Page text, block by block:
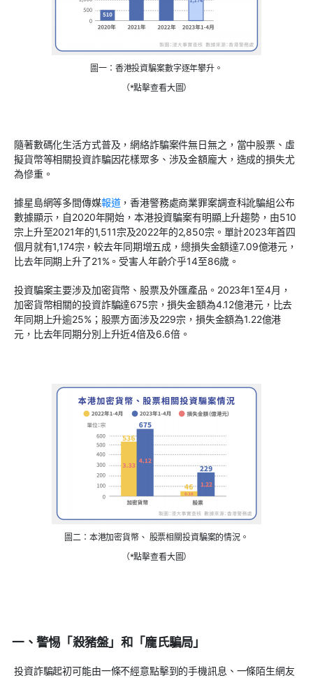
圖一：香港投資騙案數字逐年攀升。
（*點擊查看大圖）
隨著數碼化生活方式普及，網絡詐騙案件無日無之，當中股票、虛
擬貨幣等相關投資詐騙因花樣眾多、涉及金額龐大，造成的損失尤
為慘重。
據星島網等多間傳媒報道，香港警務處商業罪案調查科訛騙組公布
數據顯示，自2020年開始，本港投資騙案有明顯上升趨勢，由510
宗上升至2021年的1,511宗及2022年的2,850宗。單計2023年首四
個月就有1,174宗，較去年同期增五成，總損失金額達7.09億港元，
比去年同期上升了21%。受害人年齡介乎14至86歲。
投資騙案主要涉及加密貨幣、股票及外匯產品。2023年1至4月，
加密貨幣相關的投資詐騙達675宗，損失金額為4.12億港元，比去
年同期上升逾25%；股票方面涉及229宗，損失金額為1.22億港
元，比去年同期分別上升近4倍及6.6倍。
圖二：本港加密貨幣、 股票相關投資騙案的情況。
（*點擊查看大圖）
一、警惕「殺豬盤」和「龐氏騙局」
投資詐騙起初可能由一條不經意點擊到的手機訊息、一條陌生網友